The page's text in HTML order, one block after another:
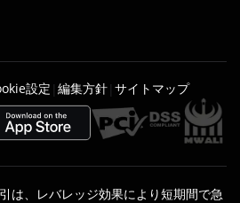
設定 | 編集方針| サイトマップ
は、レバレッジ効果により短期間で急